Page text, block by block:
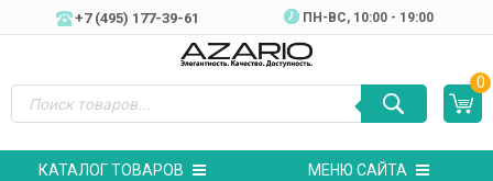
+7 (495) 177-39-61 ПН-ВC, 10:00 - 19:00
0
КАТАЛОГ ТОВАРОВ МЕНЮ САЙТА